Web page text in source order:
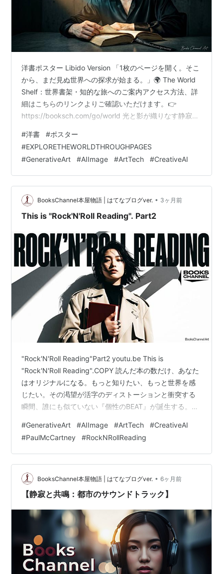
洋書ポスター Libido Version 「1枚のページを開く。そこ
から、まだ見ぬ世界への探求が始まる。」🌍 The World
Shelf：世界書架・知的な旅へのご案内アクセス方法、詳
細はこちらのリンクよりご確認いただけます。👉
https://booksch.com/go/world 光と影が織りなす静寂の
Books ChannelのAmazonストアには、あなたの本棚を
「世界へと繋ぐ扉」に変える洋書が揃っています。日本
語の枠組みを超え、新しい視点や普遍的な美学と出会う
旅へ。 ━━━━━━━━━━━BooksChannel | STORE📚…
#洋書 #ポスター
#EXPLORETHEWORLDTHROUGHPAGES
#GenerativeArt #AIImage #ArtTech #CreativeAI
BooksChannel本屋物語 | はてなブログver. • 3ヶ月前
This is "Rock'N'Roll Reading". Part2
"Rock'N'Roll Reading"Part2 youtu.be This is
"Rock'N'Roll Reading".COPY 読んだ本の数だけ、あなた
はオリジナルになる。もっと知りたい、もっと世界を感
じたい。その渇望が活字のディストーションと衝突する
瞬間、誰にも似ていない『個性のBEAT』が誕生する。
Reading"Part2 #002 "Rock'N'Roll Reading"Part2 #003
"Rock'N'Roll Reading"Part2 #004 "Rock'N'Roll R…
#GenerativeArt #AIImage #ArtTech #CreativeAI
#PaulMcCartney #RockNRollReading
BooksChannel本屋物語 | はてなブログver. • 6ヶ月前
【静寂と共鳴：都市のサウンドトラック】